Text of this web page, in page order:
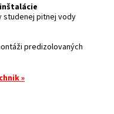
studenej pitnej vody
predizolovaných
»